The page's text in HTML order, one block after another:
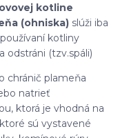
kotline
(ohniska) slúži iba
kotliny
odstráni (tzv.spáli)
chránič plameňa
natrieť
ktorá je vhodná na
sú vystavené